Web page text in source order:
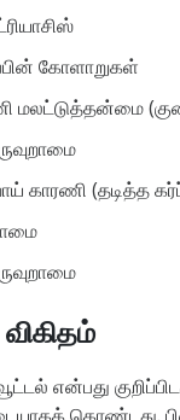
கோளாறுகள்
காரணி (தடித்த
என்பது